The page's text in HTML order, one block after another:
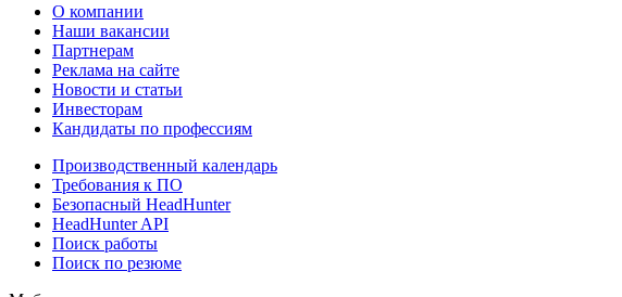
О компании
Наши вакансии
Партнерам
Реклама на сайте
Новости и статьи
Инвесторам
Кандидаты по профессиям
Производственный календарь
Требования к ПО
Безопасный HeadHunter
HeadHunter API
Поиск работы
Поиск по резюме